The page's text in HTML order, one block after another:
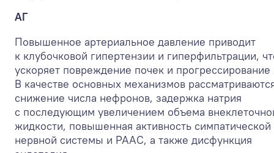
АГ
Повышенное артериальное давление приводит
к клубочковой гипертензии и гиперфильтрации,
ускоряет повреждение почек и
В качестве основных механизмов
снижение числа нефронов, задержка натрия
с последующим увеличением объема
жидкости, повышенная активность симпатической
нервной системы и РААС, а также дисфункция